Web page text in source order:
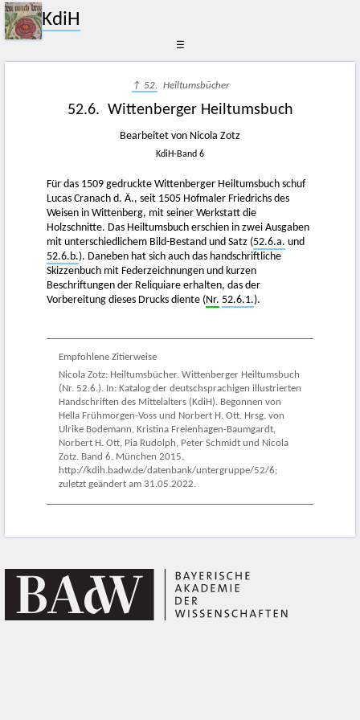
KdiH
☰
↑ 52. Heiltumsbücher
52.6. Wittenberger Heiltumsbuch
Bearbeitet von Nicola Zotz
KdiH-Band 6
Für das 1509 gedruckte Wittenberger Heiltumsbuch schuf
Lucas Cranach d. Ä., seit 1505 Hofmaler Friedrichs des
Weisen in Wittenberg, mit seiner Werkstatt die
Holzschnitte. Das Heiltumsbuch erschien in zwei Ausgaben
mit unterschiedlichem Bild-Bestand und Satz (52.6.a. und
52.6.b.). Daneben hat sich auch das handschriftliche
Skizzenbuch mit Federzeichnungen und kurzen
Beschriftungen der Reliquiare erhalten, das der
Vorbereitung dieses Drucks diente (Nr. 52.6.1.).
Empfohlene Zitierweise
Nicola Zotz: Heiltumsbücher. Wittenberger Heiltumsbuch
(Nr. 52.6.). In: Katalog der deutschsprachigen illustrierten
Handschriften des Mittelalters (KdiH). Begonnen von
Hella Frühmorgen-Voss und Norbert H. Ott. Hrsg. von
Ulrike Bodemann, Kristina Freienhagen-Baumgardt,
Norbert H. Ott, Pia Rudolph, Peter Schmidt und Nicola
Zotz. Band 6. München 2015.
http://kdih.badw.de/datenbank/untergruppe/52/6;
zuletzt geändert am 31.05.2022.